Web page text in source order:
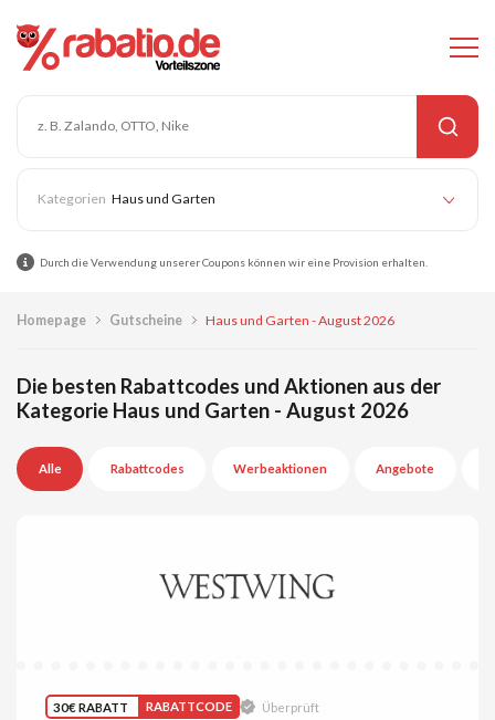
Haus und Garten
Durch die Verwendung unserer Coupons können wir eine Provision erhalten.
Homepage Gutscheine Haus und Garten - August 2026
Die besten Rabattcodes und Aktionen aus der
Kategorie Haus und Garten - August 2026
Alle Rabattcodes Werbeaktionen Angebote
30€ RABATT RABATTCODE Überprüft